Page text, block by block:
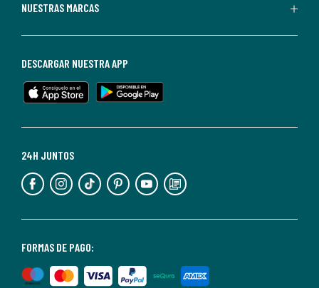
de
en
cualquier
Para
información,
puedes
de
NUESTRAS MARCAS
FORMAS DE PAGO:
24H JUNTOS
DESCARGAR NUESTRA APP